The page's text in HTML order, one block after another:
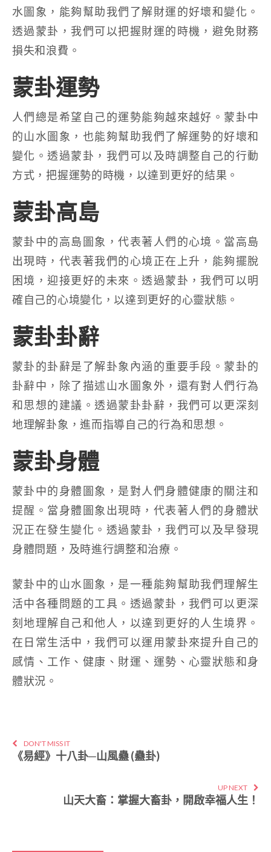
水圖象，能夠幫助我們了解財運的好壞和變化。
透過蒙卦，我們可以把握財運的時機，避免財務
損失和浪費。
蒙卦運勢
人們總是希望自己的運勢能夠越來越好。蒙卦中
的山水圖象，也能夠幫助我們了解運勢的好壞和
變化。透過蒙卦，我們可以及時調整自己的行動
方式，把握運勢的時機，以達到更好的結果。
蒙卦高島
蒙卦中的高島圖象，代表著人們的心境。當高島
出現時，代表著我們的心境正在上升，能夠擺脫
困境，迎接更好的未來。透過蒙卦，我們可以明
確自己的心境變化，以達到更好的心靈狀態。
蒙卦卦辭
蒙卦的卦辭是了解卦象內涵的重要手段。蒙卦的
卦辭中，除了描述山水圖象外，還有對人們行為
和思想的建議。透過蒙卦卦辭，我們可以更深刻
地理解卦象，進而指導自己的行為和思想。
蒙卦身體
蒙卦中的身體圖象，是對人們身體健康的關注和
提醒。當身體圖象出現時，代表著人們的身體狀
況正在發生變化。透過蒙卦，我們可以及早發現
身體問題，及時進行調整和治療。
蒙卦中的山水圖象，是一種能夠幫助我們理解生
活中各種問題的工具。透過蒙卦，我們可以更深
刻地理解自己和他人，以達到更好的人生境界。
在日常生活中，我們可以運用蒙卦來提升自己的
感情、工作、健康、財運、運勢、心靈狀態和身
體狀況。
DON'T MISS IT
《易經》十八卦─山風蠱 (蠱卦)
UP NEXT
山天大畜：掌握大畜卦，開啟幸福人生！